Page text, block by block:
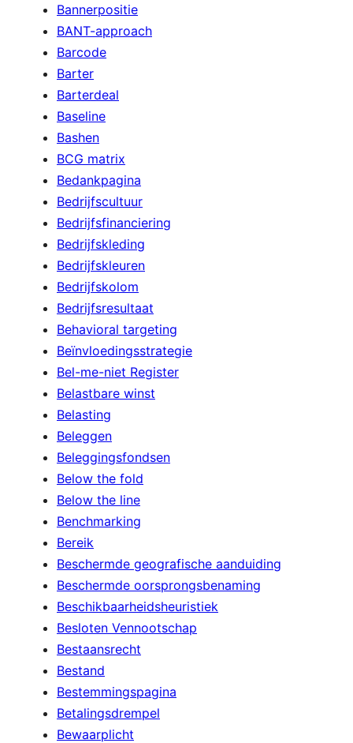
Bannerpositie
BANT-approach
Barcode
Barter
Barterdeal
Baseline
Bashen
BCG matrix
Bedankpagina
Bedrijfscultuur
Bedrijfsfinanciering
Bedrijfskleding
Bedrijfskleuren
Bedrijfskolom
Bedrijfsresultaat
Behavioral targeting
Beïnvloedingsstrategie
Bel-me-niet Register
Belastbare winst
Belasting
Beleggen
Beleggingsfondsen
Below the fold
Below the line
Benchmarking
Bereik
Beschermde geografische aanduiding
Beschermde oorsprongsbenaming
Beschikbaarheidsheuristiek
Besloten Vennootschap
Bestaansrecht
Bestand
Bestemmingspagina
Betalingsdrempel
Bewaarplicht